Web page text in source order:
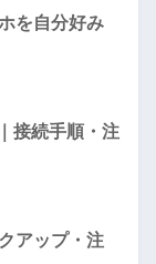
を自分好み
接続手順・注
アップ・注